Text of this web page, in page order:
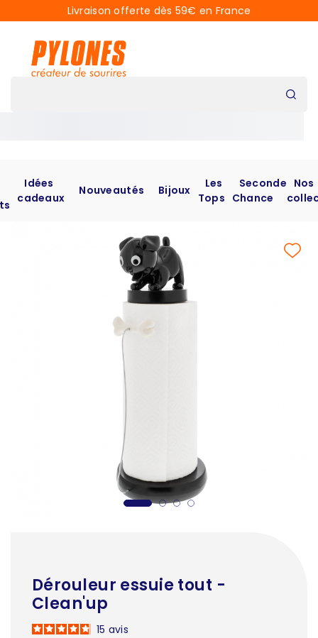
Livraison offerte dès 59€ en France
Idées
cadeaux
Nouveautés Bijoux
Les
Tops
Seconde
Chance
Nos
Dérouleur essuie tout -
Clean'up
15 avis